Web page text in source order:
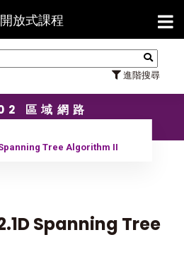
放式課程
進階搜尋
【
區域網路
Spanning Tree Algorithm II
Spanning Tree